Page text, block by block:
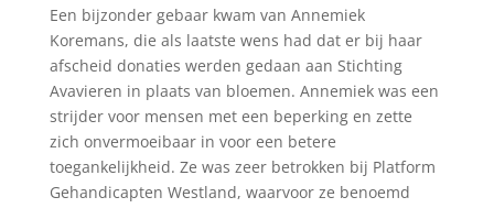
Een bijzonder gebaar kwam van Annemiek
Koremans, die als laatste wens had dat er bij haar
afscheid donaties werden gedaan aan Stichting
Avavieren in plaats van bloemen. Annemiek was een
strijder voor mensen met een beperking en zette
zich onvermoeibaar in voor een betere
toegankelijkheid. Ze was zeer betrokken bij Platform
Gehandicapten Westland, waarvoor ze benoemd